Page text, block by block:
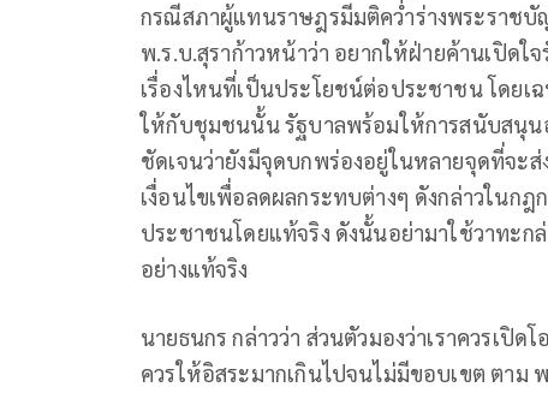
กรณีสภาผู้แทนราษฎรมีมติคว่ำร่างพระราช
พ.ร.บ.สุราก้าวหน้าว่า อยากให้ฝ่ายค้านเปิดใ
เรื่องไหนที่เป็นประโยชน์ต่อประชาชน โดยเ
ให้กับชุมชนนั้น รัฐบาลพร้อมให้การสนับสนุน
ชัดเจนว่ายังมีจุดบกพร่องอยู่ในหลายจุดที่จะ
เงื่อนไขเพื่อลดผลกระทบต่างๆ ดังกล่าวในก
ประชาชนโดยแท้จริง ดังนั้นอย่ามาใช้วาทะก
อย่างแท้จริง
นายธนกร กล่าวว่า ส่วนตัวมองว่าเราควรเปิ
ควรให้อิสระมากเกินไปจนไม่มีขอบเขต ตาม